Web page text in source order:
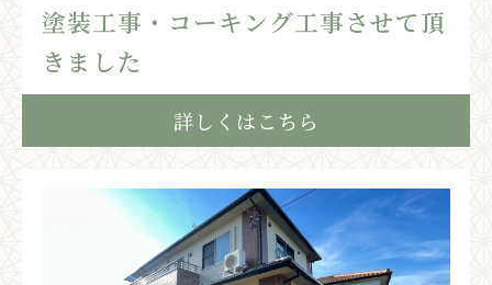
塗装工事・コーキング工事させて頂
きました
詳しくはこちら